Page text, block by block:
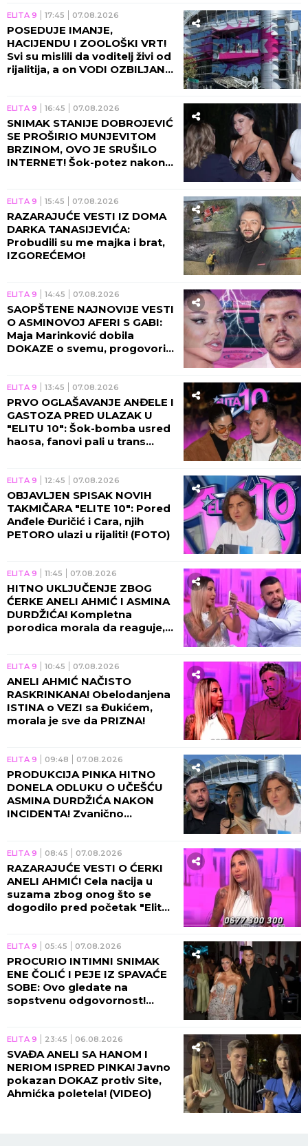
ELITA 9 17:45 07.08.2026
POSEDUJE IMANJE,
HACIJENDU I ZOOLOŠKI VRT!
Svi su mislili da voditelj živi od
rijalitija, a on VODI OZBILJAN
ELITA 9 16:45 07.08.2026
SNIMAK STANIJE DOBROJEVIĆ
SE PROŠIRIO MUNJEVITOM
BRZINOM, OVO JE SRUŠILO
INTERNET! Šok-potez nakon
ELITA 9 15:45 07.08.2026
RAZARAJUĆE VESTI IZ DOMA
DARKA TANASIJEVIĆA:
Probudili su me majka i brat,
IZGOREĆEMO!
ELITA 9 14:45 07.08.2026
SAOPŠTENE NAJNOVIJE VESTI
O ASMINOVOJ AFERI S GABI:
Maja Marinković dobila
DOKAZE o svemu, progovorila
ELITA 9 13:45 07.08.2026
PRVO OGLAŠAVANJE ANĐELE I
GASTOZA PRED ULAZAK U
"ELITU 10": Šok-bomba usred
haosa, fanovi pali u trans
ELITA 9 12:45 07.08.2026
OBJAVLJEN SPISAK NOVIH
TAKMIČARA "ELITE 10": Pored
Anđele Đuričić i Cara, njih
PETORO ulazi u rijaliti! (FOTO)
ELITA 9 11:45 07.08.2026
HITNO UKLJUČENJE ZBOG
ĆERKE ANELI AHMIĆ I ASMINA
DURDŽIĆA! Kompletna
porodica morala da reaguje,
ELITA 9 10:45 07.08.2026
ANELI AHMIĆ NAČISTO
RASKRINKANA! Obelodanjena
ISTINA o VEZI sa Đukićem,
morala je sve da PRIZNA!
ELITA 9 09:48 07.08.2026
PRODUKCIJA PINKA HITNO
DONELA ODLUKU O UČEŠĆU
ASMINA DURDŽIĆA NAKON
INCIDENTA! Zvanično
pripravnosti!
ELITA 9 08:45 07.08.2026
RAZARAJUĆE VESTI O ĆERKI
ANELI AHMIĆ! Cela nacija u
suzama zbog onog što se
dogodilo pred početak "Elite
ELITA 9 05:45 07.08.2026
PROCURIO INTIMNI SNIMAK
ENE ČOLIĆ I PEJE IZ SPAVAĆE
SOBE: Ovo gledate na
sopstvenu odgovornost!
ELITA 9 23:45 06.08.2026
SVAĐA ANELI SA HANOM I
NERIOM ISPRED PINKA! Javno
pokazan DOKAZ protiv Site,
Ahmićka poletela! (VIDEO)